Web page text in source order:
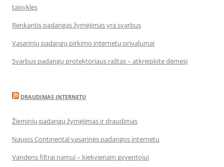
taisykles
Renkantis padangas žymėjimas yra svarbus
Vasarinių padangų pirkimo internetu privalumai
Svarbus padangų protektoriaus raštas – atkreipkite dėmesį
DRAUDIMAS INTERNETU
Žieminių padangų žymėjimas ir draudimas
Naujos Continental vasarinės padangos internetu
Vandens filtrai namui – kiekvienam gyventojui